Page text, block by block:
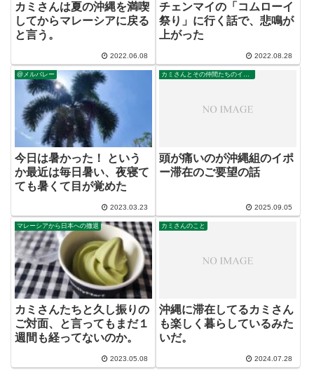
カミさんは夏の沖縄を満喫
してからマレーシアに戻る
と言う。
2022.06.08
チェンマイの「コムローイ
祭り」に行く話で、悲鳴が
上がった
2022.08.28
@メルバレー
今日は暑かった！ という
か最近は毎日暑い、夜寝て
ても暑くて目が覚めた
2023.03.23
頭が痛いのが沖縄組のイポ
ー滞在のご要望の話
2025.09.05
マレーシアから日本への撤退
カミさんたちと久し振りの
ご対面、と言ってもまだ１
週間も経ってないのか。
2023.05.08
カミさんのこと
沖縄に滞在してるカミさん
も楽しく暮らしているみた
いだ。
2024.07.28